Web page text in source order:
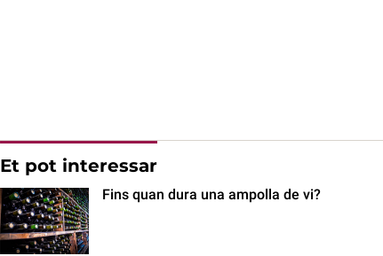
Et pot interessar
Fins quan dura una ampolla de vi?